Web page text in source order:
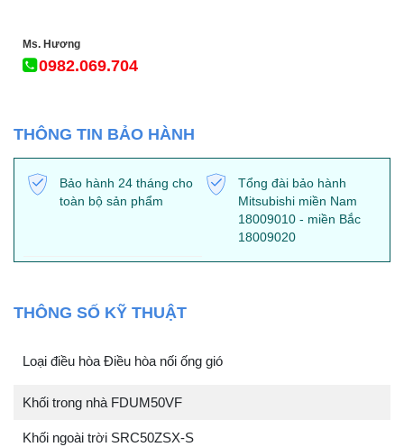
Ms. Hương
0982.069.704
THÔNG TIN BẢO HÀNH
Bảo hành 24 tháng cho
toàn bộ sản phẩm
Tổng đài bảo hành
Mitsubishi miền Nam
18009010 - miền Bắc
18009020
THÔNG SỐ KỸ THUẬT
Loại điều hòa Điều hòa nối ống gió
Khối trong nhà FDUM50VF
Khối ngoài trời SRC50ZSX-S